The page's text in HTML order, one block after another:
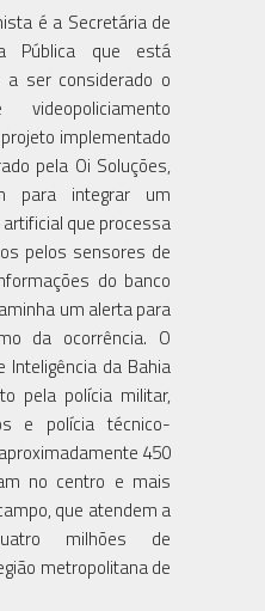
é a Secretária de
Pública que está
ser considerado o
implementado
pela Oi Soluções,
para integrar um
que processa
pelos sensores de
do banco
um alerta para
da ocorrência. O
Inteligência da Bahia
pela polícia militar,
e polícia técnico-
450
no centro e mais
que atendem a
milhões de
metropolitana de